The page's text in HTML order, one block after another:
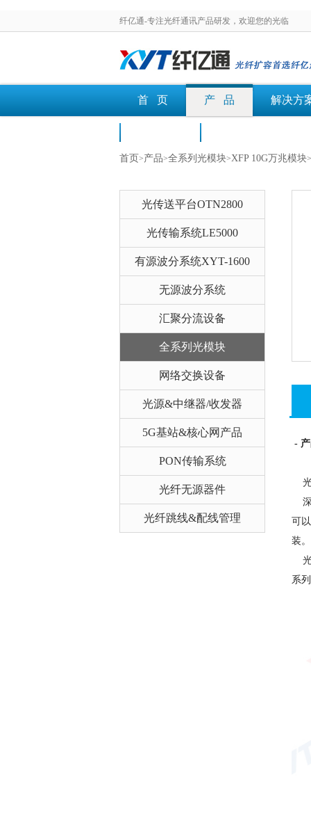
纤亿通-专注光纤通讯产品研发，欢迎您的光临
首 页 产 品 解决方
首页 >产品>全系列光模块>XFP 10G万兆模块>
光传送平台OTN2800
光传输系统LE5000
有源波分系统XYT-1600
无源波分系统
汇聚分流设备
全系列光模块
网络交换设备
光源&中继器/收发器
5G基站&核心网产品
PON传输系统
光纤无源器件
光纤跳线&配线管理
-
光
深
可
装。
光
系